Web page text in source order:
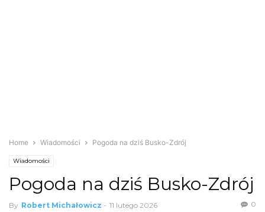
Home Wiadomości Pogoda na dziś Busko-Zdrój
Wiadomości
Pogoda na dziś Busko-Zdrój
By Robert Michałowicz - 11 lutego 2026 0